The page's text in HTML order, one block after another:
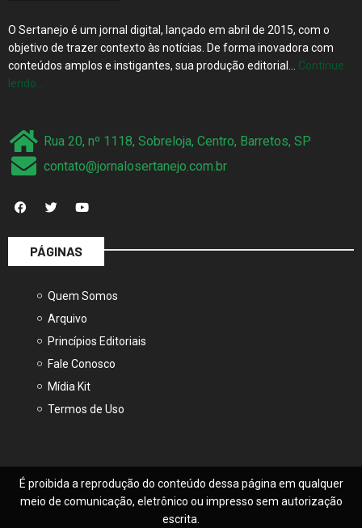
O Sertanejo é um jornal digital, lançado em abril de 2015, com o
objetivo de trazer contexto às notícias. De forma inovadora com
conteúdos amplos e instigantes, sua produção editorial… Continue
lendo…
Rua 20, nº 1118, Sobreloja, Centro, Barretos, SP
contato@jornalosertanejo.com.br
PÁGINAS
Quem Somos
Arquivo
Princípios Editoriais
Fale Conosco
Mídia Kit
Termos de Uso
É proibida a reprodução do conteúdo dessa página em qualquer
meio de comunicação, eletrônico ou impresso sem autorização
escrita.